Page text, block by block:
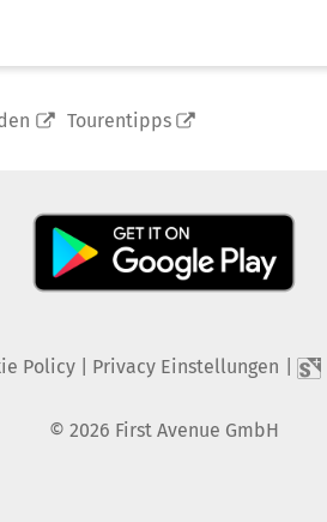
Tourentipps
Policy| Privacy Einstellungen
© 2026 First Avenue GmbH